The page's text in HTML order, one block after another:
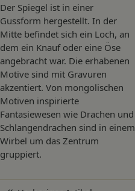
Der Spiegel ist in einer
Gussform hergestellt. In der
Mitte befindet sich ein Loch, an
dem ein Knauf oder eine Öse
angebracht war. Die erhabenen
Motive sind mit Gravuren
akzentiert. Von mongolischen
Motiven inspirierte
Fantasiewesen wie Drachen und
Schlangendrachen sind in einem
Wirbel um das Zentrum
gruppiert.
Beitragsnavigation